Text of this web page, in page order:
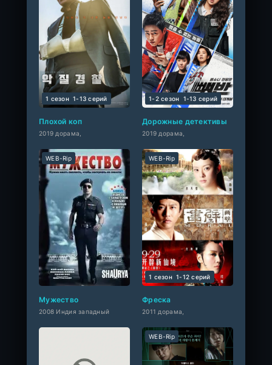
Плохой коп
2019 дорама,
1 сезон 1-13 cерий
Дорожные детективы
2019 дорама,
1-2 сезон 1-13 cерий
Мужество
2008 Индия западный
WEB-Rip
Фреска
2011 дорама,
WEB-Rip
1 сезон 1-12 cерий
WEB-Rip